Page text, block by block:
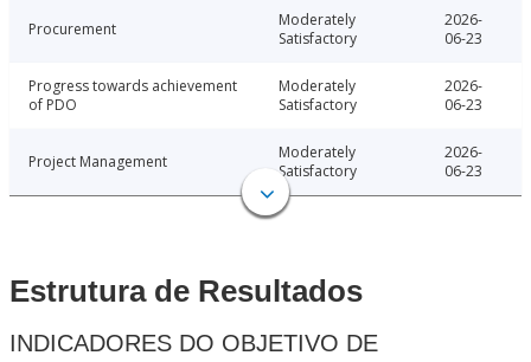
Procurement
Moderately
Satisfactory
2026-
06-23
Progress towards achievement
of PDO
Moderately
Satisfactory
2026-
06-23
Project Management
Moderately
Satisfactory
2026-
06-23
Estrutura de Resultados
INDICADORES DO OBJETIVO DE